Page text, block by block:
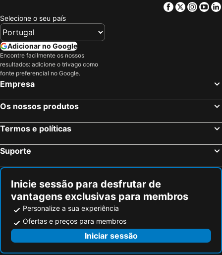
Facebook
Twitter
Selecione o seu país
Adicionar no Google
Encontre facilmente os nossos
resultados: adicione o trivago como
fonte preferencial no Google.
Empresa
Os nossos produtos
Termos e políticas
Suporte
Inicie sessão para desfrutar de
vantagens exclusivas para membros
Personalize a sua experiência
Ofertas e preços para membros
Iniciar sessão